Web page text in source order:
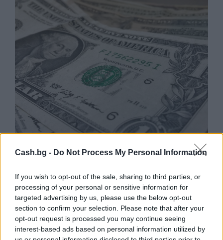
Cash.bg - Do Not Process My Personal Information
If you wish to opt-out of the sale, sharing to third parties, or
processing of your personal or sensitive information for
targeted advertising by us, please use the below opt-out
section to confirm your selection. Please note that after your
opt-out request is processed you may continue seeing
interest-based ads based on personal information utilized by
Търговският дефицит на САЩ с ЕС е
нараснал с 36,4% през юни
04.08.2026 / 16:00